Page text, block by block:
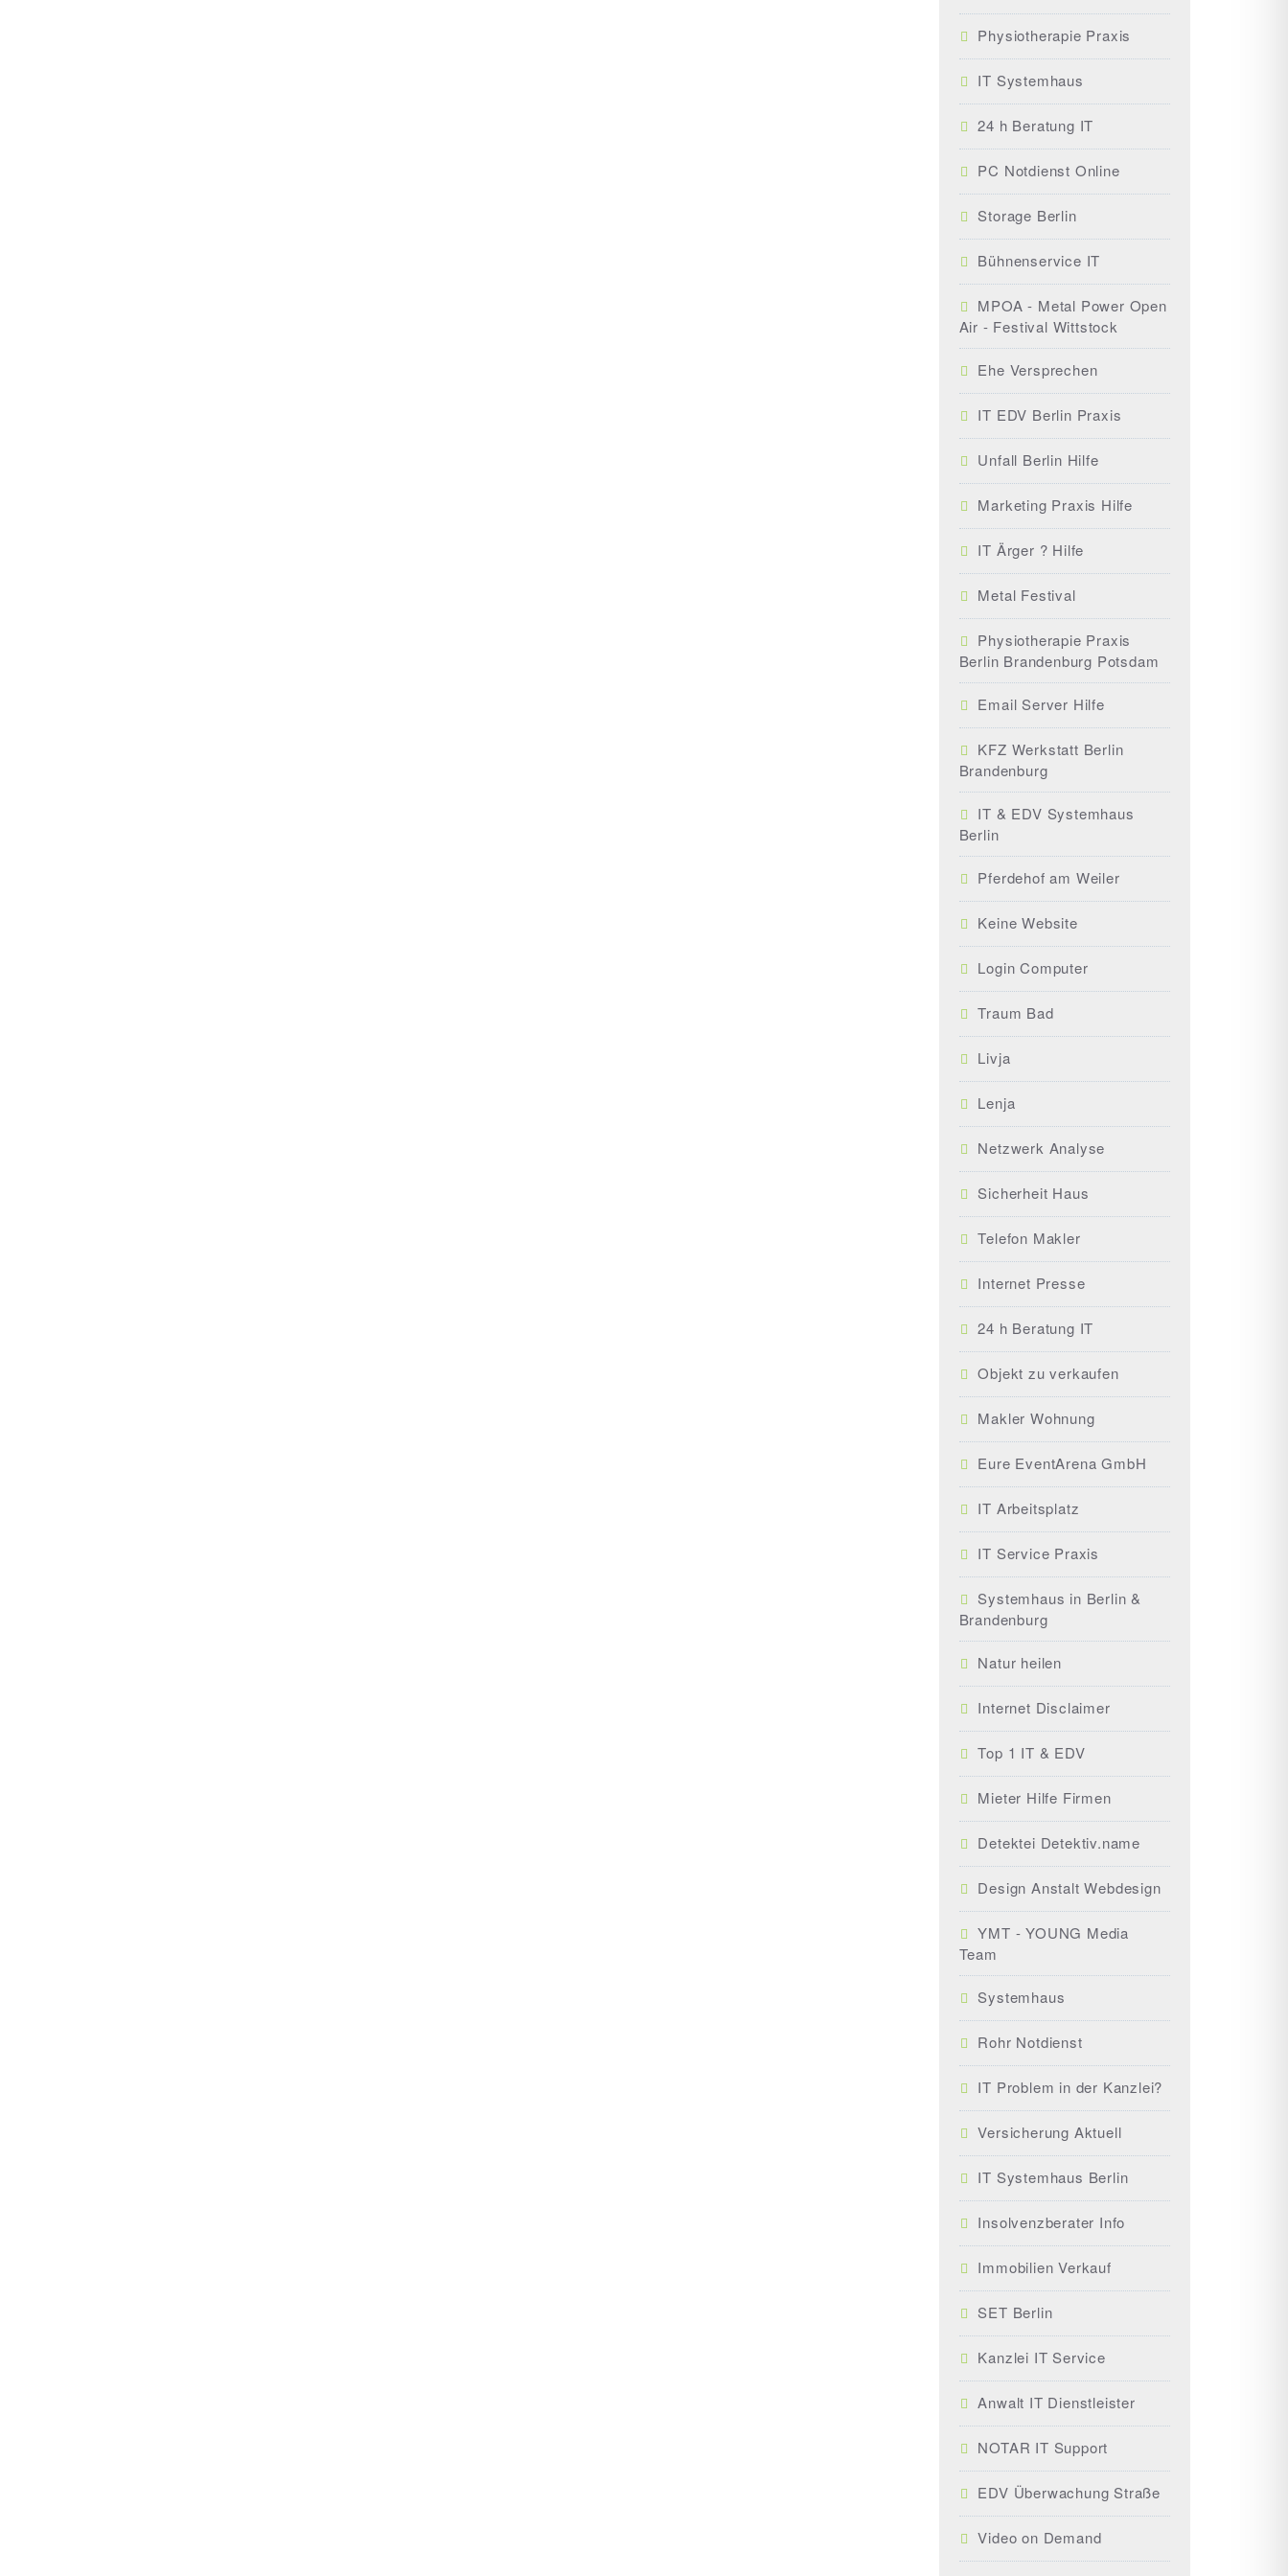
Physiotherapie Praxis
IT Systemhaus
24 h Beratung IT
PC Notdienst Online
Storage Berlin
Bühnenservice IT
MPOA - Metal Power Open
Air - Festival Wittstock
Ehe Versprechen
IT EDV Berlin Praxis
Unfall Berlin Hilfe
Marketing Praxis Hilfe
IT Ärger ? Hilfe
Metal Festival
Physiotherapie Praxis
Berlin Brandenburg Potsdam
Email Server Hilfe
KFZ Werkstatt Berlin
Brandenburg
IT & EDV Systemhaus
Berlin
Pferdehof am Weiler
Keine Website
Login Computer
Traum Bad
Livja
Lenja
Netzwerk Analyse
Sicherheit Haus
Telefon Makler
Internet Presse
24 h Beratung IT
Objekt zu verkaufen
Makler Wohnung
Eure EventArena GmbH
IT Arbeitsplatz
IT Service Praxis
Systemhaus in Berlin &
Brandenburg
Natur heilen
Internet Disclaimer
Top 1 IT & EDV
Mieter Hilfe Firmen
Detektei Detektiv.name
Design Anstalt Webdesign
YMT - YOUNG Media
Team
Systemhaus
Rohr Notdienst
IT Problem in der Kanzlei?
Versicherung Aktuell
IT Systemhaus Berlin
Insolvenzberater Info
Immobilien Verkauf
SET Berlin
Kanzlei IT Service
Anwalt IT Dienstleister
NOTAR IT Support
EDV Überwachung Straße
Video on Demand